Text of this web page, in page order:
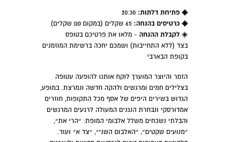
◈ פתיחת דלתות:
◈ כרטיסים בהנחה:
◈ לקבלת ההנחה - מלאו את פרטיכם בטופס
בצד (ללא התחייבות) ושמכם יחכה ברשימת המוזמנים
בקופת הבארבי
הזמר והיוצר המוערך לוקח אותנו להופעה עטופה
בצלילים חמים ומרגשים ולהקה חדשה ונמרצת. במופע,
הגדוש בשירים היפים של אסף מכל התקופות, חוזרים
אמדורסקי ונבחרת הנגנים המעולה לרגעים המרגשים
והבלתי נשכחים משלל אלבומי המופת: ״הרי את״,
״מנועים שקטים״, ״האלבום השני״, ״צד א״ ועוד.